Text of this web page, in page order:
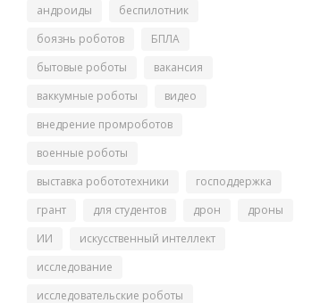
андроиды
беспилотник
боязнь роботов
БПЛА
бытовые роботы
вакансия
ваккумные роботы
видео
внедрение промроботов
военные роботы
выставка робототехники
господдержка
грант
для студентов дрон
дроны
ИИ
искусственный интеллект
исследование
исследовательские роботы